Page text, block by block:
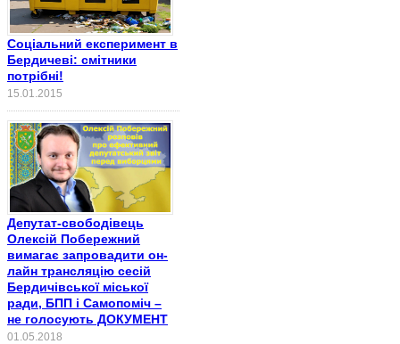
Соціальний експеримент в
Бердичеві: смітники
потрібні!
15.01.2015
Депутат-свободівець
Олексій Побережний
вимагає запровадити он-
лайн трансляцію сесій
Бердичівської міської
ради, БПП і Самопоміч –
не голосують ДОКУМЕНТ
01.05.2018